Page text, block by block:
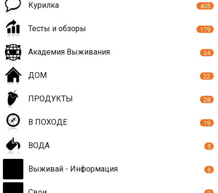
Курилка 405
Тесты и обзоры 179
Академия Выживания 34
ДОМ 22
ПРОДУКТЫ 28
В ПОХОДЕ 19
ВОДА 5
Выживай - Информация 6